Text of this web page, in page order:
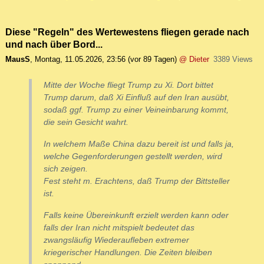
Diese "Regeln" des Wertewestens fliegen gerade nach
und nach über Bord...
MausS, Montag, 11.05.2026, 23:56 (vor 89 Tagen) @ Dieter 3389 Views
Mitte der Woche fliegt Trump zu Xi. Dort bittet
Trump darum, daß Xi Einfluß auf den Iran ausübt,
sodaß ggf. Trump zu einer Veineinbarung kommt,
die sein Gesicht wahrt.
In welchem Maße China dazu bereit ist und falls ja,
welche Gegenforderungen gestellt werden, wird
sich zeigen.
Fest steht m. Erachtens, daß Trump der Bittsteller
ist.
Falls keine Übereinkunft erzielt werden kann oder
falls der Iran nicht mitspielt bedeutet das
zwangsläufig Wiederaufleben extremer
kriegerischer Handlungen. Die Zeiten bleiben